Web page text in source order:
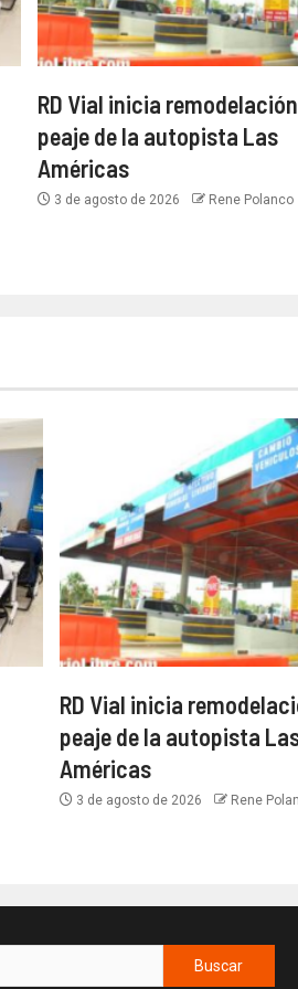
RD Vial inicia
peaje de la autopista Las
Américas
3 de agosto de 2026 Rene Polanco
RD Vial inicia
peaje de la autopista
Américas
3 de agosto de 2026 Rene